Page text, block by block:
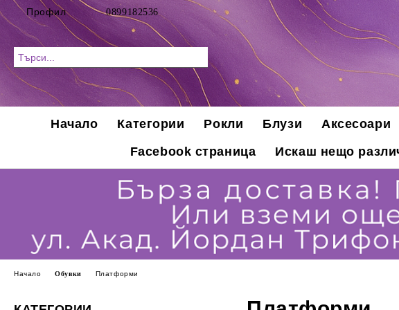
Профил 0899182536
Начало Категории Рокли Блузи Аксесоари
Facebook страница
Искаш нещо
Начало Обувки Платформи